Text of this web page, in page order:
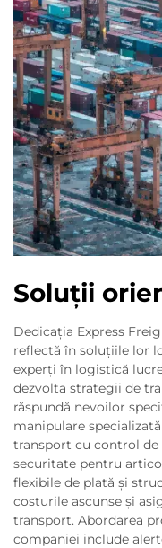
Soluții
Dedicația Express
reflectă în soluțiile lor
experți în logistică
dezvolta strategii de
răspundă nevoilor
manipulare
transport cu control
securitate pentru
flexibile de plată și
costurile ascunse și
transport. Abordarea
companiei include